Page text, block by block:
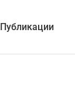
Публикации